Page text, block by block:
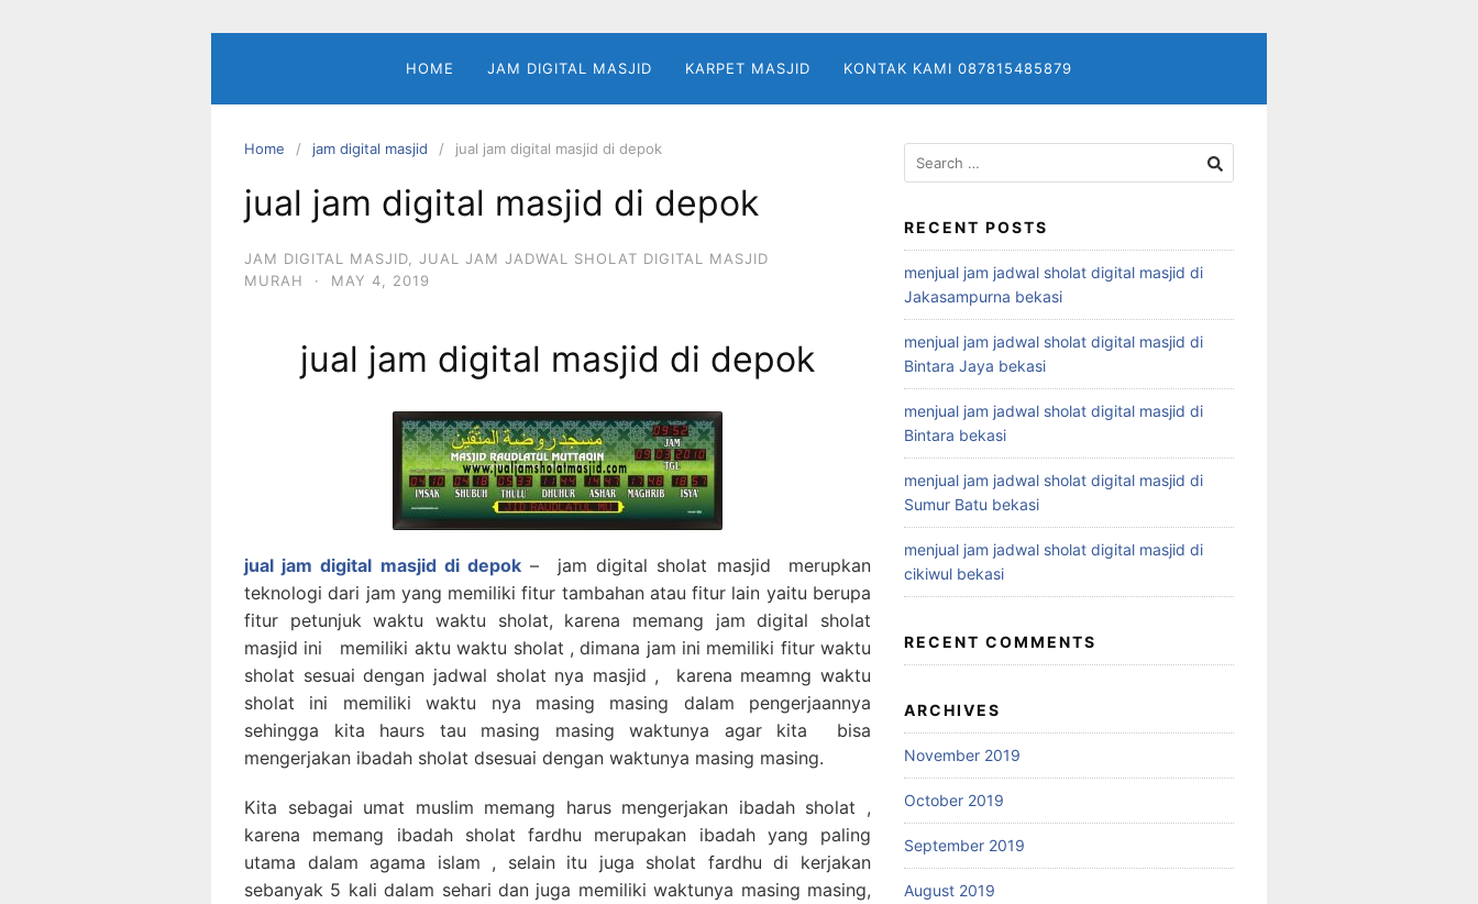
HOME JAM DIGITAL MASJID KARPET MASJID KONTAK KAMI 087815485879
Home jam digital masjid jual jam digital masjid di depok
jual jam digital masjid di depok
JAM DIGITAL MASJID
JUAL JAM JADWAL SHOLAT DIGITAL MASJID
MURAH
· MAY 4, 2019
jual jam digital masjid di depok
jual jam digital masjid di depok – jam digital sholat masjid merupkan
teknologi dari jam yang memiliki fitur tambahan atau fitur lain yaitu berupa
fitur petunjuk waktu waktu sholat, karena memang jam digital sholat
masjid ini memiliki aktu waktu sholat , dimana jam ini memiliki fitur waktu
sholat sesuai dengan jadwal sholat nya masjid , karena meamng waktu
sholat ini memiliki waktu nya masing masing dalam pengerjaannya
sehingga kita haurs tau masing masing waktunya agar kita bisa
mengerjakan ibadah sholat dsesuai dengan waktunya masing masing.
Kita sebagai umat muslim memang harus mengerjakan ibadah sholat ,
karena memang ibadah sholat fardhu merupakan ibadah yang paling
utama dalam agama islam , selain itu juga sholat fardhu di kerjakan
sebanyak 5 kali dalam sehari dan juga memiliki waktunya masing masing,
Search
for:
RECENT POSTS
menjual jam jadwal sholat digital masjid di
Jakasampurna bekasi
menjual jam jadwal sholat digital masjid di
Bintara Jaya bekasi
menjual jam jadwal sholat digital masjid di
Bintara bekasi
menjual jam jadwal sholat digital masjid di
Sumur Batu bekasi
menjual jam jadwal sholat digital masjid di
cikiwul bekasi
RECENT COMMENTS
ARCHIVES
November 2019
October 2019
September 2019
August 2019